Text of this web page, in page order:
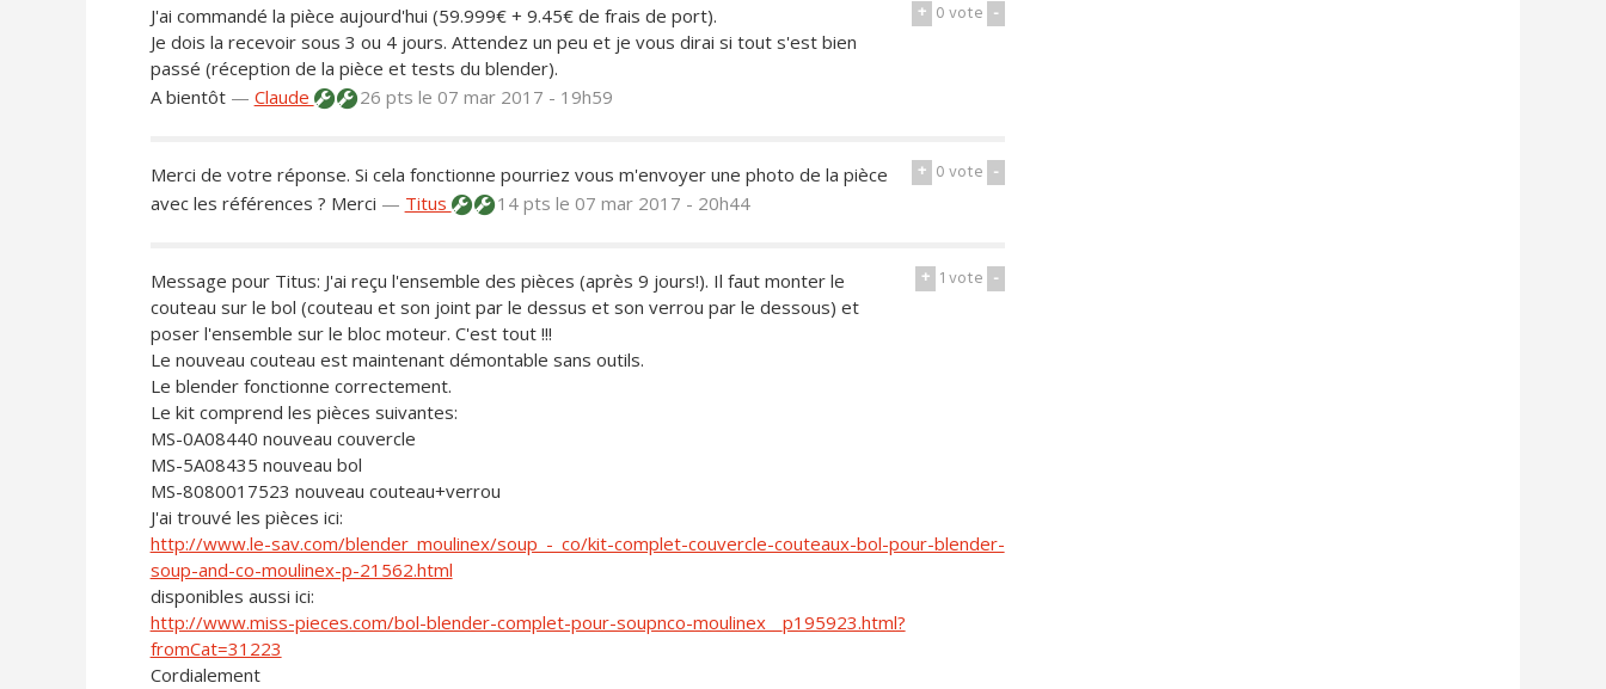
+ 0vote -
J'ai commandé la pièce aujourd'hui (59.999€ + 9.45€ de frais de port).
Je dois la recevoir sous 3 ou 4 jours. Attendez un peu et je vous dirai si tout s'est bien
passé (réception de la pièce et tests du blender).
A bientôt — Claude 26 pts le 07 mar 2017 - 19h59
+ 0vote -
Merci de votre réponse. Si cela fonctionne pourriez vous m'envoyer une photo de la pièce
avec les références ? Merci — Titus 14 pts le 07 mar 2017 - 20h44
+ 1vote -
Message pour Titus: J'ai reçu l'ensemble des pièces (après 9 jours!). Il faut monter le
couteau sur le bol (couteau et son joint par le dessus et son verrou par le dessous) et
poser l'ensemble sur le bloc moteur. C'est tout !!!
Le nouveau couteau est maintenant démontable sans outils.
Le blender fonctionne correctement.
Le kit comprend les pièces suivantes:
MS-0A08440 nouveau couvercle
MS-5A08435 nouveau bol
MS-8080017523 nouveau couteau+verrou
J'ai trouvé les pièces ici:
http://www.le-sav.com/blender_moulinex/soup_-_co/kit-complet-couvercle-couteaux-bol-pour-blender-
soup-and-co-moulinex-p-21562.html
disponibles aussi ici:
http://www.miss-pieces.com/bol-blender-complet-pour-soupnco-moulinex__p195923.html?
fromCat=31223
Cordialement